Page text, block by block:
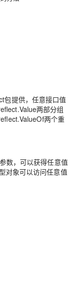
包提供，任意接口值
两部分组
两个重
数，可以获得任意值
对象可以访问任意值